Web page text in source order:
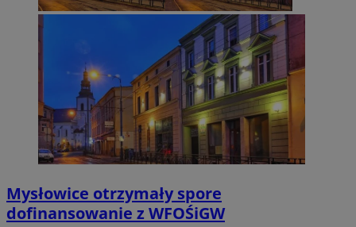
Mysłowice otrzymały spore
dofinansowanie z WFOŚiGW